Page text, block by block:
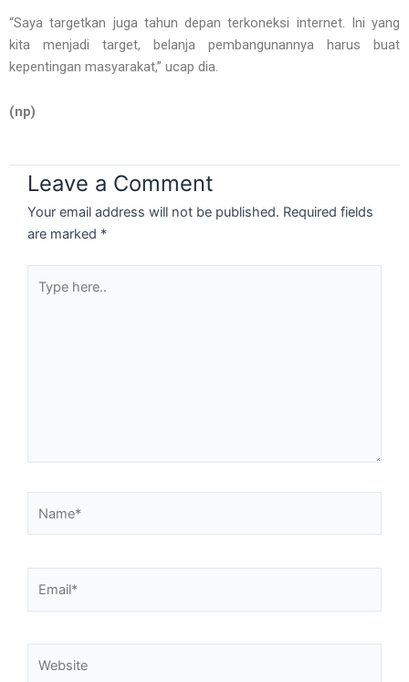
“Saya targetkan juga tahun depan terkoneksi internet. Ini yang
kita menjadi target, belanja pembangunannya harus buat
kepentingan masyarakat,” ucap dia.
(np)
Leave a Comment
Your email address will not be published. Required fields
are marked *
here..